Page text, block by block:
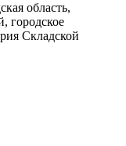
область,
городское
Складской